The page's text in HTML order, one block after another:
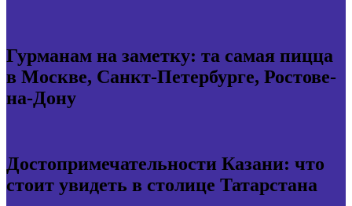
Гурманам на заметку: та самая пицца
в Москве, Санкт-Петербурге, Ростове-
на-Дону
Достопримечательности Казани: что
стоит увидеть в столице Татарстана